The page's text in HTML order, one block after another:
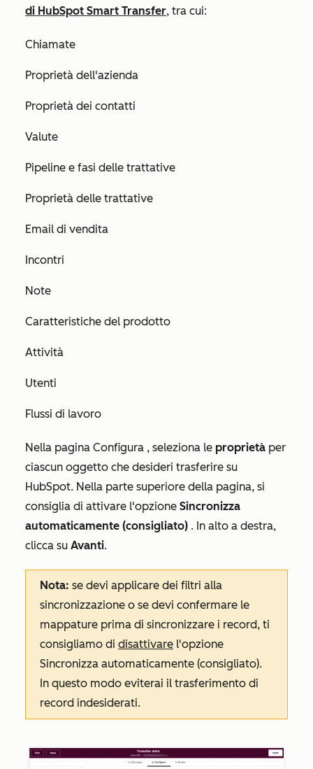
di HubSpot Smart Transfer, tra cui:
Chiamate
Proprietà dell'azienda
Proprietà dei contatti
Valute
Pipeline e fasi delle trattative
Proprietà delle trattative
Email di vendita
Incontri
Note
Caratteristiche del prodotto
Attività
Utenti
Flussi di lavoro
Nella pagina Configura , seleziona le proprietà per
ciascun oggetto che desideri trasferire su
HubSpot. Nella parte superiore della pagina, si
consiglia di attivare l'opzione Sincronizza
automaticamente (consigliato) . In alto a destra,
clicca su Avanti.
Nota: se devi applicare dei filtri alla
sincronizzazione o se devi confermare le
mappature prima di sincronizzare i record, ti
consigliamo di disattivare l'opzione
Sincronizza automaticamente (consigliato).
In questo modo eviterai il trasferimento di
record indesiderati.